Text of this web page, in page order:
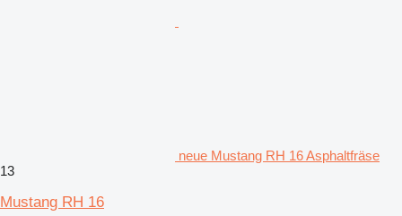
neue Mustang RH 16 Asphaltfräse
13
Mustang RH 16